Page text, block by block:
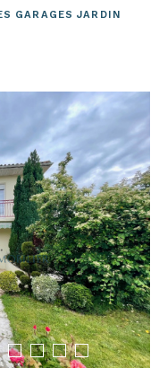
NOS BIENS
ESTIMATION
NOTRE
AVIS CLIENTS
CONTACT
GARAGES JARDIN